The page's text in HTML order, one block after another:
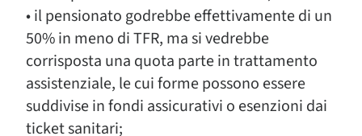
• il pensionato godrebbe effettivamente di un
50% in meno di TFR, ma si vedrebbe
corrisposta una quota parte in trattamento
assistenziale, le cui forme possono essere
suddivise in fondi assicurativi o esenzioni dai
ticket sanitari;